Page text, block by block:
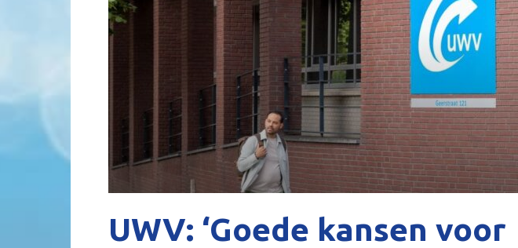
UWV: ‘Goede kansen voor